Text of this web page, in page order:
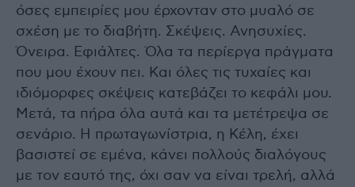
όσες εμπειρίες μου έρχονταν στο μυαλό σε
σχέση με το διαβήτη. Σκέψεις. Ανησυχίες.
Όνειρα. Εφιάλτες. Όλα τα περίεργα πράγματα
που μου έχουν πει. Και όλες τις τυχαίες και
ιδιόμορφες σκέψεις κατεβάζει το κεφάλι μου.
Μετά, τα πήρα όλα αυτά και τα μετέτρεψα σε
σενάριο. Η πρωταγωνίστρια, η Κέλη, έχει
βασιστεί σε εμένα, κάνει πολλούς διαλόγους
με τον εαυτό της, όχι σαν να είναι τρελή, αλλά